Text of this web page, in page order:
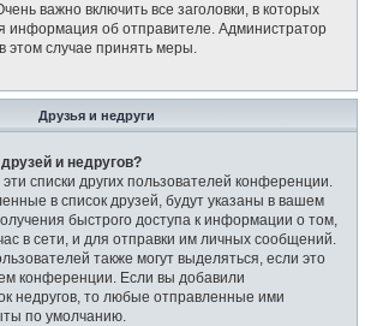
важно включить все заголовки, в которых
информация об отправителе. Администратор
этом случае принять меры.
Друзья и недруги
и недругов?
списки других пользователей конференции.
в список друзей, будут указаны в вашем
быстрого доступа к информации о том,
в сети, и для отправки им личных сообщений.
также могут выделяться, если это
конференции. Если вы добавили
недругов, то любые отправленные ими
по умолчанию.